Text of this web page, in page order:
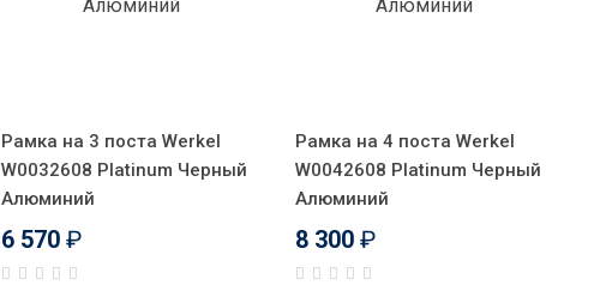
Рамка на 3 поста Werkel
W0032608 Platinum Черный
Алюминий
6 570 ₽
Рамка на 4 поста Werkel
W0042608 Platinum Черный
Алюминий
8 300 ₽